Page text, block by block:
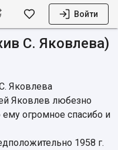
Войти
С. Яковлева)
Яковлева
Яковлев любезно
огромное спасибо и
1958 г.